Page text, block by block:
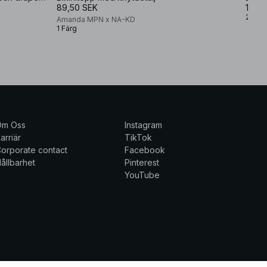
89,50 SEK
Amanda MPN x NA-KD
1 Färg
2
Oss
contact
Instagram
TikTok
Facebook
Pinterest
YouTube